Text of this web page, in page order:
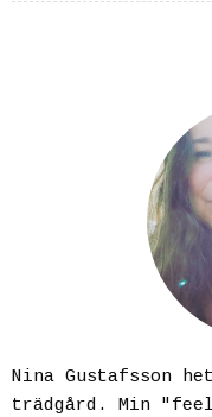
Nina Gustafsson
trädgård. Min